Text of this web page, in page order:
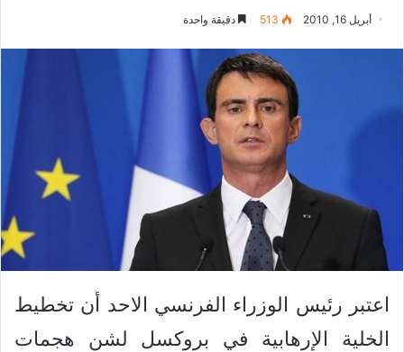
أبريل 16, 2010 513 دقيقة واحدة
اعتبر رئيس الوزراء الفرنسي الاحد أن تخطيط
الخلية الإرهابية في بروكسل لشن هجمات